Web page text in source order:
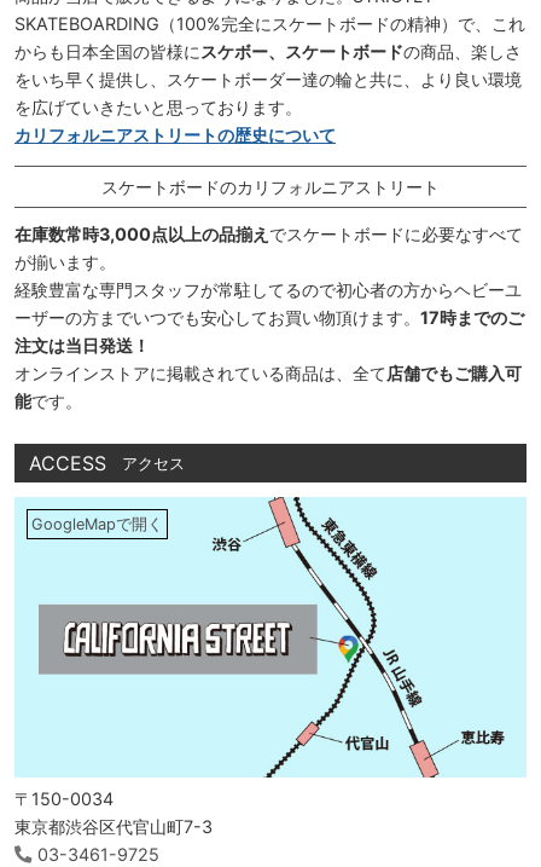
SKATEBOARDING（100%完全にスケートボードの精神）で、これ
からも日本全国の皆様に スケボー、スケートボードの商品、楽しさ
をいち早く提供し、スケートボーダー達の輪と共に、より良い環境
を広げていきたいと思っております。
カリフォルニアストリートの歴史について
スケートボードのカリフォルニアストリート
在庫数常時3,000点以上の品揃え でスケートボードに必要なすべて
が揃います。
経験豊富な専門スタッフが常駐してるので初心者の方からヘビーユ
ーザーの方までいつでも安心してお買い物頂けます。 17時までのご
注文は当日発送！
オンラインストアに掲載されている商品は、全て店舗でもご購入可
能です。
ACCESS アクセス
GoogleMapで開く
〒150-0034
東京都渋谷区代官山町7-3
03-3461-9725